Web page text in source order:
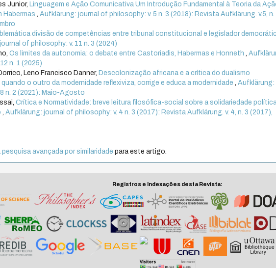
Junior, Linguagem e Ação Comunicativa Um Introdução Fundamental à Teoria da
Habermas,Aufklärung: journal of philosophy: v. 5 n. 3 (2018): Revista Aufklärung. v.5, n.
divisão de competências entre tribunal constitucional e legislador
of philosophy: v. 11 n. 3 (2024)
Os limites da autonomia: o debate entre Castoriadis, Habermas e Honneth,
n. 1 (2025)
Leno Francisco Danner, Descolonização africana e a crítica do dualismo
o outro da modernidade reflexiviza, corrige e educa a modernidade,Aufklärung:
n. 2 (2021): Maio-Agosto
Crítica e Normatividade: breve leitura filosófica-social sobre a solidariedade
,Aufklärung: journal of philosophy: v. 4 n. 3 (2017): Revista Aufklärung. v. 4, n. 3 (2017),
pesquisa avançada por similaridade para este artigo.
Registros e Indexações desta Revista: